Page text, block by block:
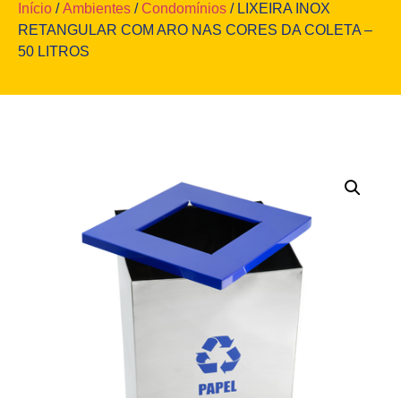
Início /Ambientes /Condomínios / LIXEIRA INOX
RETANGULAR COM ARO NAS CORES DA COLETA –
50 LITROS